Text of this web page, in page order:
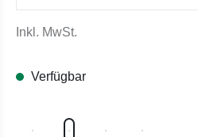
Inkl. MwSt.
Verfügbar